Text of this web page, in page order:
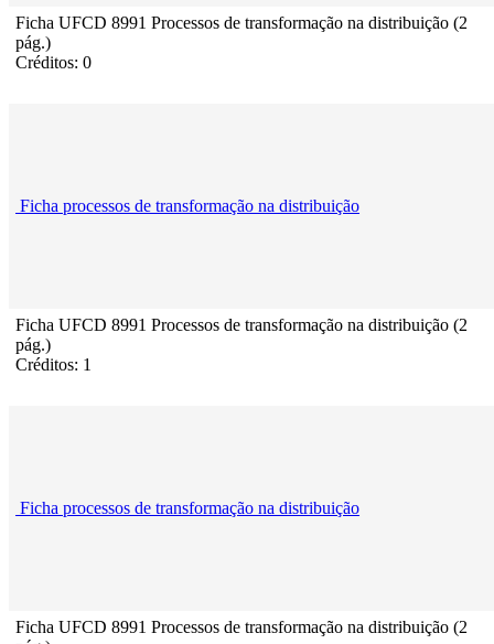
Ficha UFCD 8991 Processos de transformação na distribuição (2
pág.)
Créditos: 0
Ficha processos de transformação na distribuição
Ficha UFCD 8991 Processos de transformação na distribuição (2
pág.)
Créditos: 1
Ficha processos de transformação na distribuição
Ficha UFCD 8991 Processos de transformação na distribuição (2